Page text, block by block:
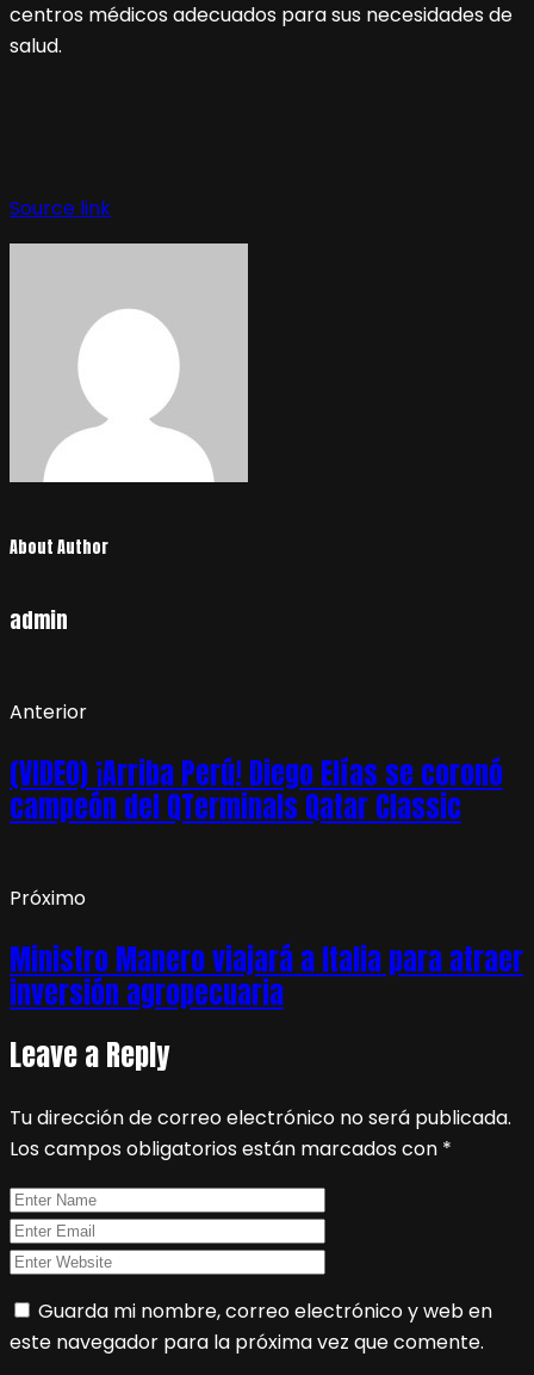
centros médicos adecuados para sus necesidades de
salud.
de
entradas
Source link
About Author
admin
Anterior
(VIDEO) ¡Arriba Perú! Diego Elías se coronó
campeón del QTerminals Qatar Classic
Próximo
Ministro Manero viajará a Italia para atraer
inversión agropecuaria
Leave a Reply
Tu dirección de correo electrónico no será publicada.
Los campos obligatorios están marcados con *
Guarda mi nombre, correo electrónico y web en
este navegador para la próxima vez que comente.